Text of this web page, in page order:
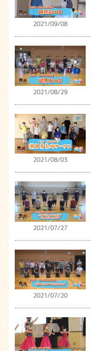
2021/09/08
2021/08/29
2021/08/03
2021/07/27
2021/07/20